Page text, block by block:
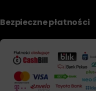
Bezpieczne płatności